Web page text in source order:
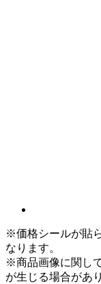
※価格シールが貼
なります。
※商品画像に関し
が生じる場合があ